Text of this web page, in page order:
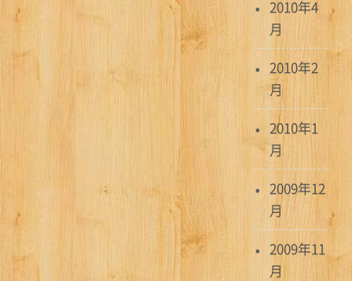
2010年4
月
2010年2
月
2010年1
月
2009年12
月
2009年11
月